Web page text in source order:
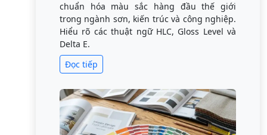
chuẩn hóa màu sắc hàng đầu thế giới
trong ngành sơn, kiến trúc và công nghiệp.
Hiểu rõ các thuật ngữ HLC, Gloss Level và
Delta E.
Đọc tiếp